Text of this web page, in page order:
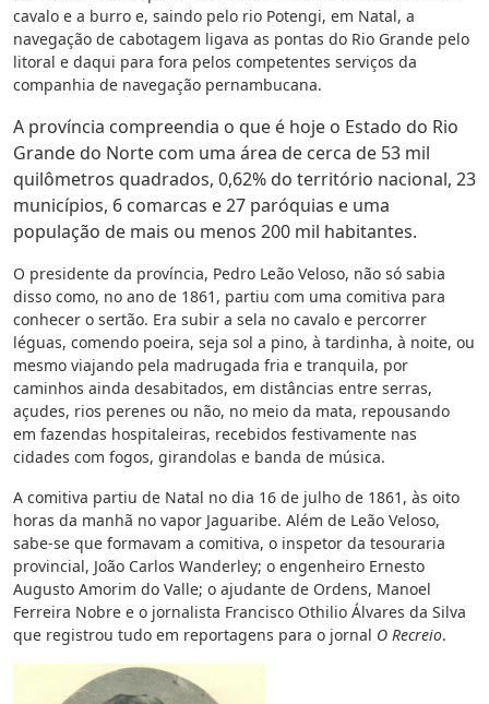
cavalo e a burro e, saindo pelo rio Potengi, em Natal, a
navegação de cabotagem ligava as pontas do Rio Grande pelo
litoral e daqui para fora pelos competentes serviços da
companhia de navegação pernambucana.
A província compreendia o que é hoje o Estado do Rio
Grande do Norte com uma área de cerca de 53 mil
quilômetros quadrados, 0,62% do território nacional, 23
municípios, 6 comarcas e 27 paróquias e uma
população de mais ou menos 200 mil habitantes.
O presidente da província, Pedro Leão Veloso, não só sabia
disso como, no ano de 1861, partiu com uma comitiva para
conhecer o sertão. Era subir a sela no cavalo e percorrer
léguas, comendo poeira, seja sol a pino, à tardinha, à noite, ou
mesmo viajando pela madrugada fria e tranquila, por
caminhos ainda desabitados, em distâncias entre serras,
açudes, rios perenes ou não, no meio da mata, repousando
em fazendas hospitaleiras, recebidos festivamente nas
cidades com fogos, girandolas e banda de música.
A comitiva partiu de Natal no dia 16 de julho de 1861, às oito
horas da manhã no vapor Jaguaribe. Além de Leão Veloso,
sabe-se que formavam a comitiva, o inspetor da tesouraria
provincial, João Carlos Wanderley; o engenheiro Ernesto
Augusto Amorim do Valle; o ajudante de Ordens, Manoel
Ferreira Nobre e o jornalista Francisco Othilio Álvares da Silva
que registrou tudo em reportagens para o jornal O Recreio.